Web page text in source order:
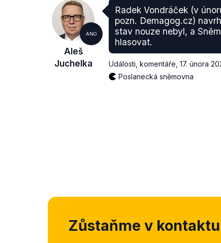
ANO
Aleš
Juchelka
Radek Vondráček (v
pozn. Demagog.cz)
stav nouze nebyl, a
hlasovat.
Události, komentáře 17. února
Poslanecká sněmovna
Zůstaňme v kontaktu